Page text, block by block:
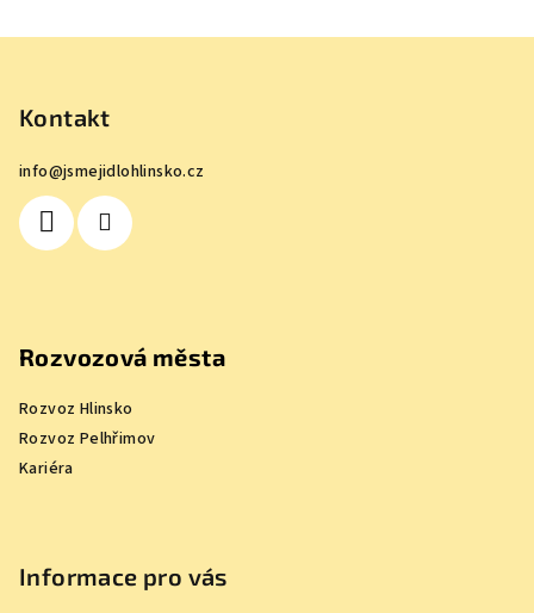
Kontakt
info@jsmejidlohlinsko.cz
Rozvozová města
Rozvoz Hlinsko
Rozvoz Pelhřimov
Kariéra
Informace pro vás